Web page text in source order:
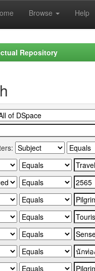
Browse Help
Repository